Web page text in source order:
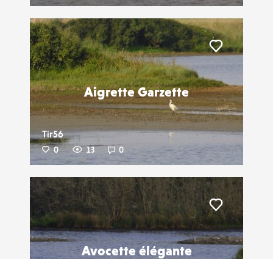
Aigrette Garzette
Tir56
0 13 0
Liker
Avocette élégante
Liker